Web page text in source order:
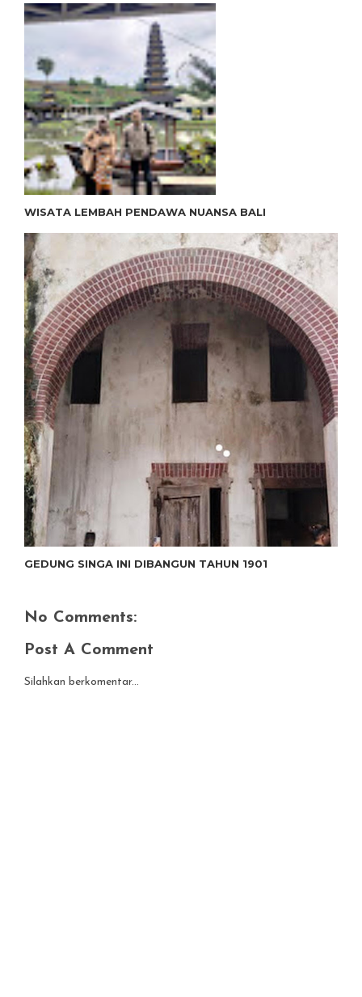
WISATA LEMBAH PENDAWA NUANSA BALI
GEDUNG SINGA INI DIBANGUN TAHUN 1901
No Comments:
Post A Comment
Silahkan berkomentar...